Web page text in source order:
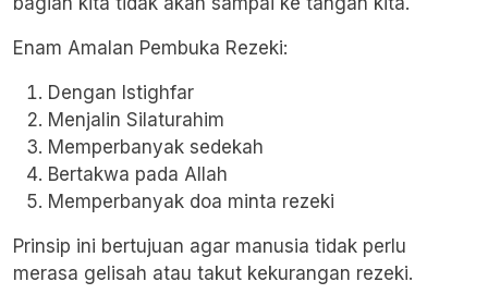
Enam Amalan Pembuka Rezeki:
Dengan Istighfar
Menjalin Silaturahim
Memperbanyak sedekah
Bertakwa pada Allah
Memperbanyak doa minta rezeki
Prinsip ini bertujuan agar manusia tidak perlu
merasa gelisah atau takut kekurangan rezeki.